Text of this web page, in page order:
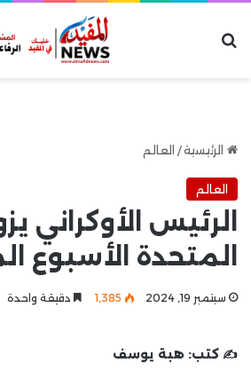
الرئيسية/ العالم
العالم
الرئيس الأوكراني
المتحدة الأسبوع
سبتمبر 19, 2024 1٬385 دقيقة واحدة
✍️ كتب: هبة يوسف